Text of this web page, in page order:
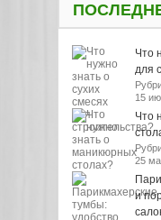
Что
для
15
Что
25
и